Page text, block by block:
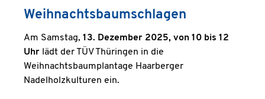
Weihnachtsbaumschlagen
Am Samstag, 13. Dezember 2025, von 10 bis 12
Uhr lädt der TÜV Thüringen in die
Weihnachtsbaumplantage Haarberger
Nadelholzkulturen ein.